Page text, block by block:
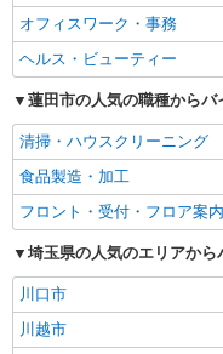
オフィスワーク・事務
ヘルス・ビューティー
蓮田市の人気の職種から
清掃・ハウスクリーニング
食品製造・加工
フロント・受付・フロア案内
埼玉県の人気のエリアか
川口市
川越市